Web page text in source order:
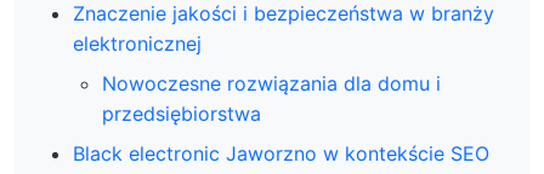
Znaczenie jakości i bezpieczeństwa w branży
elektronicznej
Nowoczesne rozwiązania dla domu i
przedsiębiorstwa
Black electronic Jaworzno w kontekście SEO